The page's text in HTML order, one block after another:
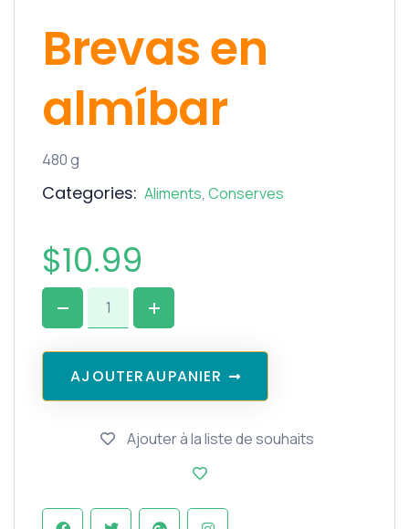
Brevas en
almíbar
480 g
Categories: Aliments, Conserves
$10.99
AJ OUTERAUPANIER
Ajouter à la liste de souhaits